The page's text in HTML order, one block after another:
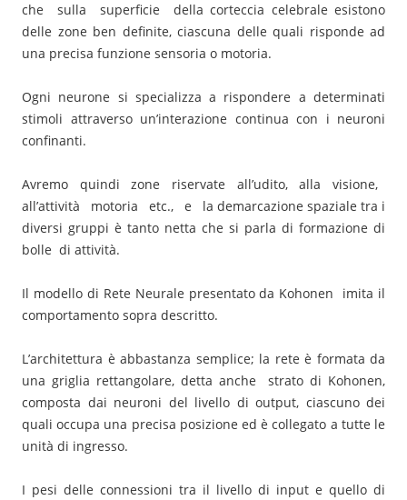
che sulla superficie della corteccia celebrale esistono
delle zone ben definite, ciascuna delle quali risponde ad
una precisa funzione sensoria o motoria.
Ogni neurone si specializza a rispondere a determinati
stimoli attraverso un’interazione continua con i neuroni
confinanti.
Avremo quindi zone riservate all’udito, alla visione,
all’attività motoria etc., e la demarcazione spaziale tra i
diversi gruppi è tanto netta che si parla di formazione di
bolle di attività.
Il modello di Rete Neurale presentato da Kohonen imita il
comportamento sopra descritto.
L’architettura è abbastanza semplice; la rete è formata da
una griglia rettangolare, detta anche strato di Kohonen,
composta dai neuroni del livello di output, ciascuno dei
quali occupa una precisa posizione ed è collegato a tutte le
unità di ingresso.
I pesi delle connessioni tra il livello di input e quello di